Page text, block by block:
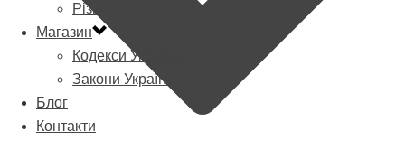
Різне
Магазин
Кодекси України
Закони України
Блог
Контакти